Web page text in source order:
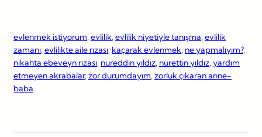
evlenmek istiyorum, evlilik, evlilik niyetiyle tanışma, evlilik
zamanı, evlilikte aile rızası, kaçarak evlenmek, ne yapmalıyım?
nikahta ebeveyn rızası, nureddin yıldız, nurettin yıldız, yardım
etmeyen akrabalar, zor durumdayım, zorluk çıkaran anne-
baba